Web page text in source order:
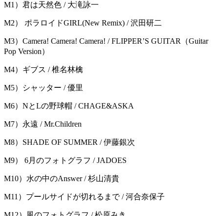
M1）君は天然色 / 大滝詠一
M2） ポラロイドGIRL(New Remix) / 沢田研二
M3）Camera! Camera! Camera! / FLIPPER’S GUITAR（Guitar
Pop Version）
M4）ギブス / 椎名林檎
M5）シャッター / 優里
M6）NとLの野球帽 / CHAGE&ASKA
M7）永遠 / Mr.Children
M8）SHADE OF SUMMER / 伊藤銀次
M9） 6月のフォトグラフ / JADOES
M10）水の中のAnswer / 杉山清貴
M11）プールサイドが切れるまで / 河合奈保子